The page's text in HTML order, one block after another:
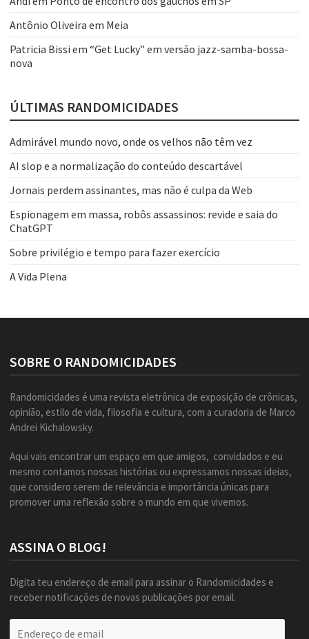
Antônio Oliveira em Meia
Patricia Bissi em “Get Lucky” em versão jazz-samba-bossa-
nova
ÚLTIMAS RANDOMICIDADES
Admirável mundo novo, onde os velhos não têm vez
AI slop e a normalização do conteúdo descartável
Jornais perdem assinantes, mas não é culpa da Web
Espionagem em massa, robôs assassinos: revide e saia do
ChatGPT
Sobre privilégio e tempo para fazer exercício
A Vida Plena
SOBRE O RANDOMICIDADES
Randomicidades é uma revista eletrônica de exposição de crônicas,
opinião, estilo de vida, filosofia e cultura, com a curadoria de Marco
Andrei Kichalowsky.
Aqui vais encontrar um espaço em que amigos, convidados e eu
mesmo contamos nossas histórias ou expressamos nossas ideias,
que considero serem de relevância e importância únicas para
promover uma reflexão sobre o mundo em que vivemos.
ASSINA O BLOG!
Digita teu endereço de email para assinar o Randomicidades e
receber notificações de novas publicações por email.